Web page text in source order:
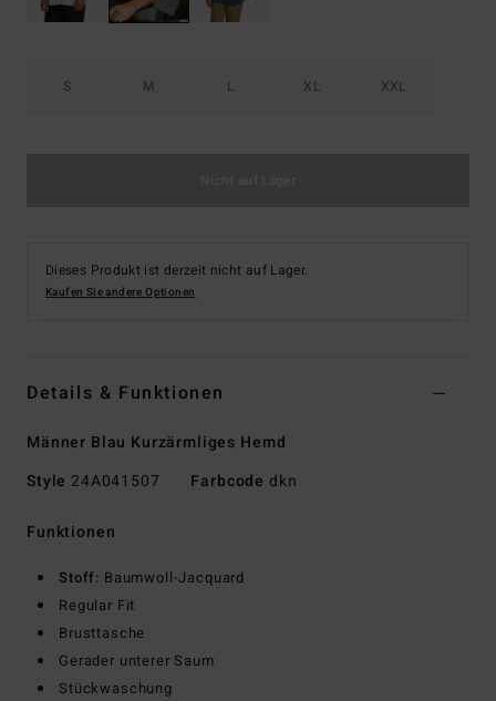
S M L XL XXL
Dieses Produkt ist derzeit nicht auf Lager.
Kaufen Sie andere Optionen
Details & Funktionen
Männer Blau Kurzärmliges Hemd
Style 24A041507 Farbcode dkn
Funktionen
Stoff: Baumwoll-Jacquard
Regular Fit
Brusttasche
Gerader unterer Saum
Stückwaschung